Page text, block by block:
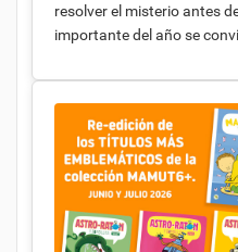
resolver el misterio antes
importante del año se